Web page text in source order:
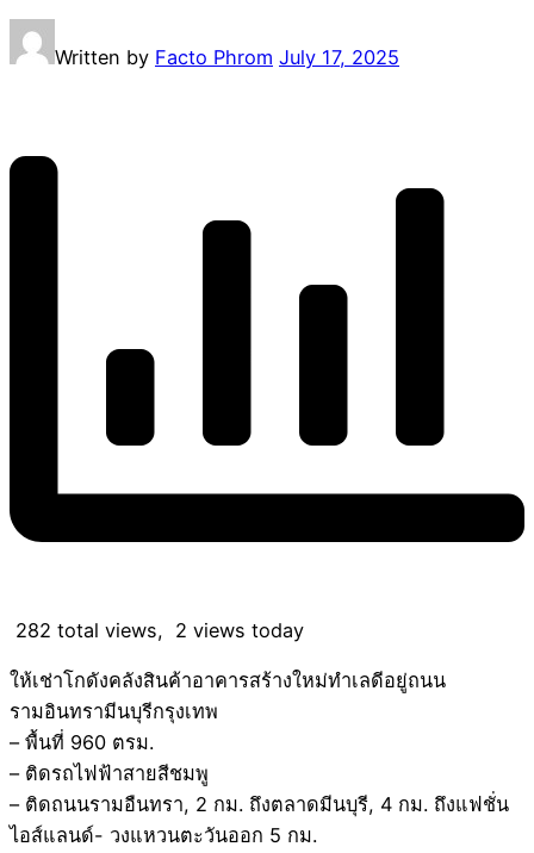
Written by Facto Phrom July 17, 2025
282 total views, 2 views today
ให้เช่าโกดังคลังสินค้าอาคารสร้างใหม่ทำเลดีอยู่ถนน
รามอินทรามีนบุรีกรุงเทพ
– พื้นที่ 960 ตรม.
– ติดรถไฟฟ้าสายสีชมพู
– ติดถนนรามอืนทรา, 2 กม. ถึงตลาดมีนบุรี, 4 กม. ถึงแฟชั่น
ไอส์แลนด์- วงแหวนตะวันออก 5 กม.